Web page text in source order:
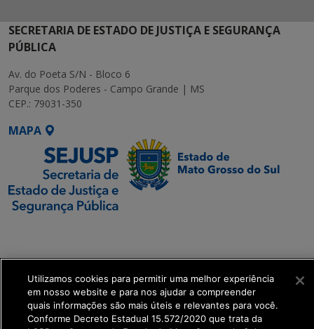
SECRETARIA DE ESTADO DE JUSTIÇA E SEGURANÇA
PÚBLICA
Av. do Poeta S/N - Bloco 6
Parque dos Poderes - Campo Grande | MS
CEP.: 79031-350
MAPA
Transformação Digital
get_footer();
Utilizamos cookies para permitir uma melhor experiência
em nosso website e para nos ajudar a compreender
quais informações são mais úteis e relevantes para você.
Conforme Decreto Estadual 15.572/2020 que trata da